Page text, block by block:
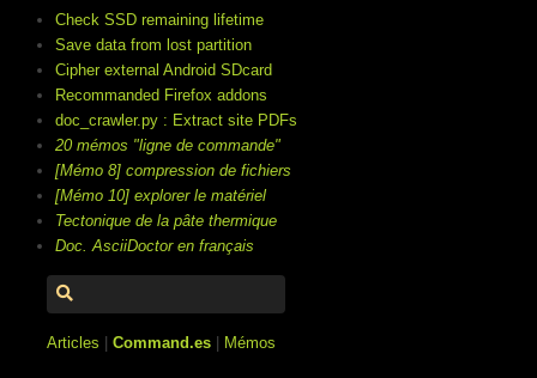
Check SSD remaining lifetime
Save data from lost partition
Cipher external Android SDcard
Recommanded Firefox addons
doc_crawler.py : Extract site PDFs
20 mémos "ligne de commande"
[Mémo 8] compression de fichiers
[Mémo 10] explorer le matériel
Tectonique de la pâte thermique
Doc. AsciiDoctor en français
Articles |Command.es Mémos